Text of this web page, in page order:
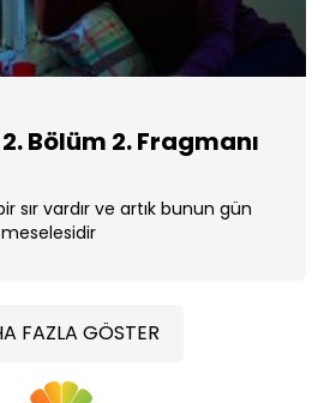
Bölüm 2. Fragmanı
sır vardır ve artık bunun gün
FAZLA GÖSTER